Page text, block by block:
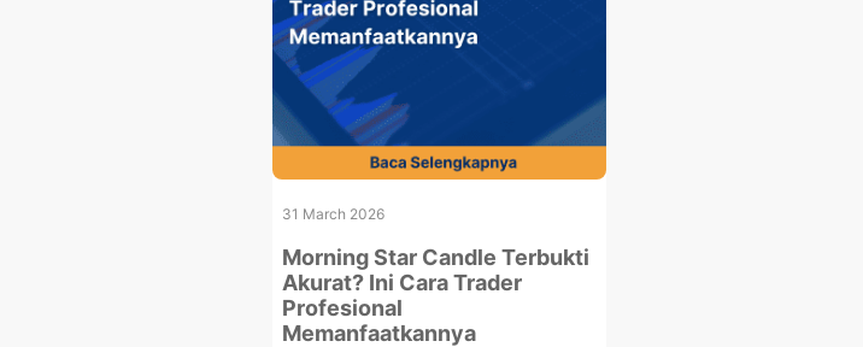
31 March 2026
Morning Star Candle Terbukti
Akurat? Ini Cara Trader
Profesional
Memanfaatkannya